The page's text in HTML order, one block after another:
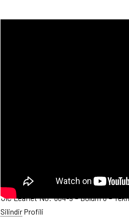
UIC Leaflet No: 864-9 – Bölüm 8 –
Silindir Profili